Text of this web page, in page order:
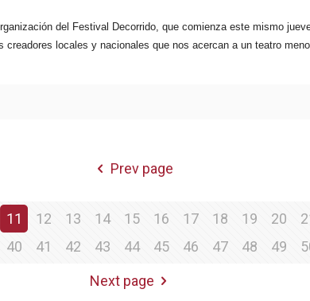
del Festival Decorrido, que comienza este mismo
locales y nacionales que nos acercan a un teatro
Prev page
11 12 13 14 15 16 17 18 19 20
40 41 42 43 44 45 46 47 48 49
Next page